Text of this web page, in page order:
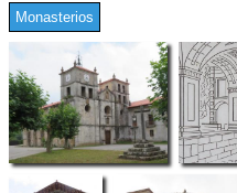
Monasterios